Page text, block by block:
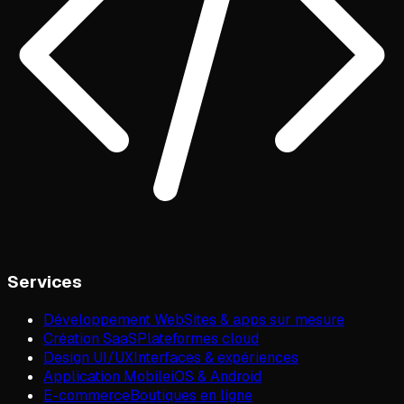
Services
Développement WebSites & apps sur mesure
Création SaaSPlateformes cloud
Design UI/UXInterfaces & expériences
Application MobileiOS & Android
E-commerceBoutiques en ligne